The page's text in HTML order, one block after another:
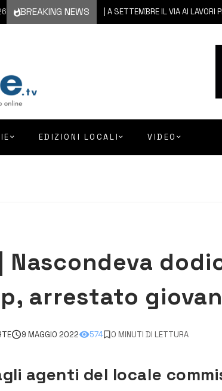
BREAKING NEWS
2026 CATANIA | A SETTEMBRE IL VIA AI LAVORI PER IL
EDIZIONI LOCALI VIDEO
Nascondeva
arrestato
9 MAGGIO 2022 574 0 MINUTI DI LETTURA
agenti del locale